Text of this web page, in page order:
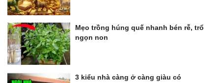
Mẹo trồng húng quế nhanh bén rễ, trổ
ngọn non
3 kiểu nhà càng ở càng giàu có